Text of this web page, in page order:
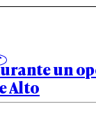
a un
un
Alto